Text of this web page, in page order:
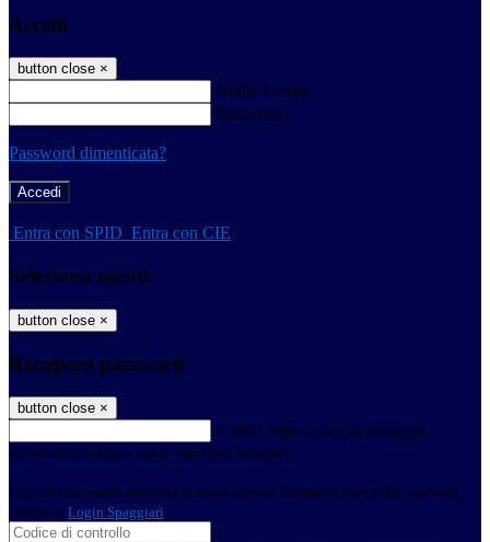
Accedi
button close ×
Nome Utente
Password
Password dimenticata?
-
Entra con SPID Entra con CIE
Seleziona utente
button close ×
Recupero password
button close ×
E-mail Verrà inviato un messaggio
all'indirizzo indicato con le istruzioni necessarie.
Non hai una e-mail associata al nome utente? Effettua il reset della password
tramite la Login Spaggiari